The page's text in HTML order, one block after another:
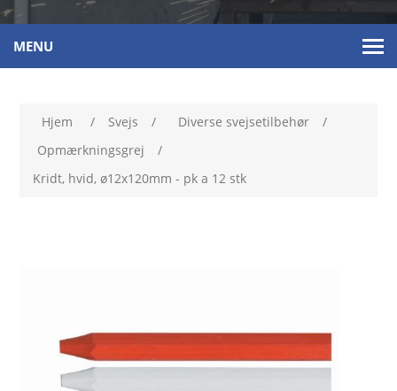
MENU
Hjem / Svejs / Diverse svejsetilbehør
/
Opmærkningsgrej
/
Kridt, hvid, ø12x120mm - pk a 12 stk